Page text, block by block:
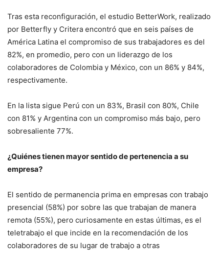
Tras esta reconfiguración, el estudio BetterWork, realizado
por Betterfly y Critera encontró que en seis países de
América Latina el compromiso de sus trabajadores es del
82%, en promedio, pero con un liderazgo de los
colaboradores de Colombia y México, con un 86% y 84%,
respectivamente.
En la lista sigue Perú con un 83%, Brasil con 80%, Chile
con 81% y Argentina con un compromiso más bajo, pero
sobresaliente 77%.
¿Quiénes tienen mayor sentido de pertenencia a su
empresa?
El sentido de permanencia prima en empresas con trabajo
presencial (58%) por sobre las que trabajan de manera
remota (55%), pero curiosamente en estas últimas, es el
teletrabajo el que incide en la recomendación de los
colaboradores de su lugar de trabajo a otras